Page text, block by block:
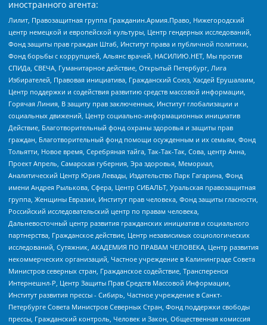
иностранного агента:
Лилит, Правозащитная группа Гражданин.Армия.Право, Нижегородский
центр немецкой и европейской культуры, Центр гендерных исследований,
Фонд защиты прав граждан Штаб, Институт права и публичной политики,
Фонд борьбы с коррупцией, Альянс врачей, НАСИЛИЮ.НЕТ, Мы против
СПИДа, СВЕЧА, Гуманитарное действие, Открытый Петербург, Лига
Избирателей, Правовая инициатива, Гражданский Союз, Хасдей Ерушалаим,
Центр поддержки и содействия развитию средств массовой информации,
Горячая Линия, В защиту прав заключенных, Институт глобализации и
социальных движений, Центр социально-информационных инициатив
Действие, Благотворительный фонд охраны здоровья и защиты прав
граждан, Благотворительный фонд помощи осужденным и их семьям, Фонд
Тольятти, Новое время, Серебряная тайга, Так-Так-Так, Сова, центр Анна,
Проект Апрель, Самарская губерния, Эра здоровья, Мемориал,
Аналитический Центр Юрия Левады, Издательство Парк Гагарина, Фонд
имени Андрея Рылькова, Сфера, Центр СИБАЛЬТ, Уральская правозащитная
группа, Женщины Евразии, Институт прав человека, Фонд защиты гласности,
Российский исследовательский центр по правам человека,
Дальневосточный центр развития гражданских инициатив и социального
партнерства, Гражданское действие, Центр независимых социологических
исследований, Сутяжник, АКАДЕМИЯ ПО ПРАВАМ ЧЕЛОВЕКА, Центр развития
некоммерческих организаций, Частное учреждение в Калининграде Совета
Министров северных стран, Гражданское содействие, Трансперенси
Интернешнл-Р, Центр Защиты Прав Средств Массовой Информации,
Институт развития прессы - Сибирь, Частное учреждение в Санкт-
Петербурге Совета Министров Северных Стран, Фонд поддержки свободы
прессы, Гражданский контроль, Человек и Закон, Общественная комиссия